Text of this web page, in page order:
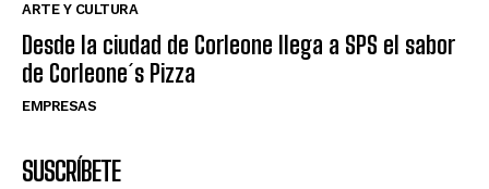
ARTE Y CULTURA
Desde la ciudad de Corleone llega a SPS el sabor
de Corleone´s Pizza
EMPRESAS
SUSCRÍBETE